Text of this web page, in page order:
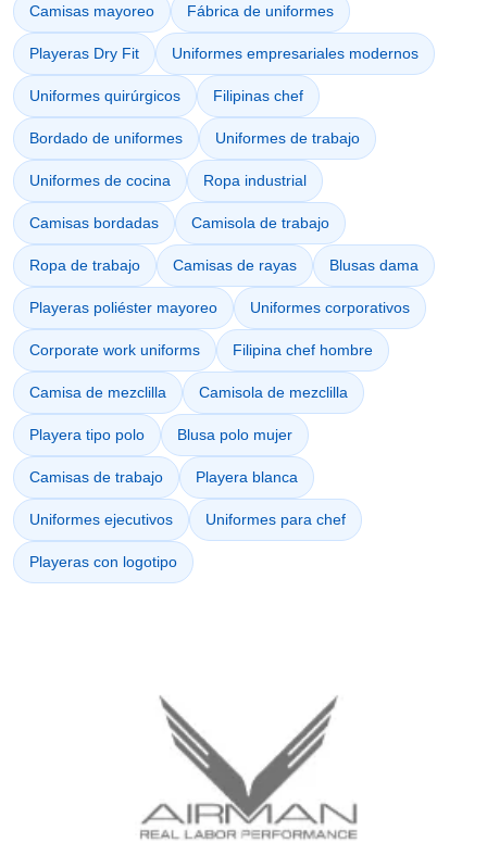
Camisas mayoreo Fábrica de uniformes
Playeras Dry Fit Uniformes empresariales modernos
Uniformes quirúrgicos Filipinas chef
Bordado de uniformes Uniformes de trabajo
Uniformes de cocina Ropa industrial
Camisas bordadas Camisola de trabajo
Ropa de trabajo Camisas de rayas Blusas dama
Playeras poliéster mayoreo Uniformes corporativos
Corporate work uniforms Filipina chef hombre
Camisa de mezclilla Camisola de mezclilla
Playera tipo polo Blusa polo mujer
Camisas de trabajo Playera blanca
Uniformes ejecutivos Uniformes para chef
Playeras con logotipo